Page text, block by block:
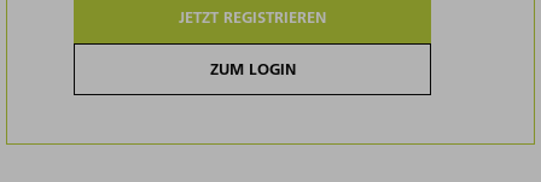
JETZT REGISTRIEREN
ZUM LOGIN